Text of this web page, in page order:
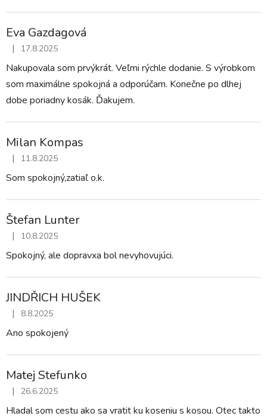
Eva Gazdagová
Hodnotenie obchodu je 5 z 5 hviezdičiek.
| 17.8.2025
Nakupovala som prvýkrát. Veľmi rýchle dodanie. S výrobkom
som maximálne spokojná a odporúčam. Konečne po dlhej
dobe poriadny kosák. Ďakujem.
Milan Kompas
Hodnotenie obchodu je 5 z 5 hviezdičiek.
| 11.8.2025
Som spokojný,zatiaľ o.k.
Štefan Lunter
Hodnotenie obchodu je 5 z 5 hviezdičiek.
| 10.8.2025
Spokojný, ale dopravxa bol nevyhovujúci.
JINDŘICH HUŠEK
Hodnotenie obchodu je 5 z 5 hviezdičiek.
| 8.8.2025
Ano spokojený
Matej Stefunko
Hodnotenie obchodu je 5 z 5 hviezdičiek.
| 26.6.2025
Hladal som cestu ako sa vratit ku koseniu s kosou. Otec takto